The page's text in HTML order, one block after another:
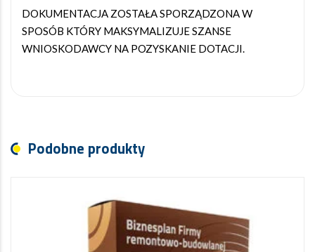
DOKUMENTACJA ZOSTAŁA SPORZĄDZONA W
SPOSÓB KTÓRY MAKSYMALIZUJE SZANSE
WNIOSKODAWCY NA POZYSKANIE DOTACJI.
Podobne produkty